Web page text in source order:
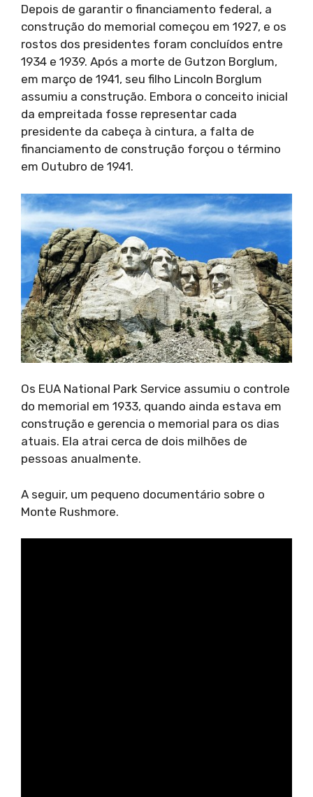
Depois de garantir o financiamento federal, a
construção do memorial começou em 1927, e os
rostos dos presidentes foram concluídos entre
1934 e 1939. Após a morte de Gutzon Borglum,
em março de 1941, seu filho Lincoln Borglum
assumiu a construção. Embora o conceito inicial
da empreitada fosse representar cada
presidente da cabeça à cintura, a falta de
financiamento de construção forçou o término
em Outubro de 1941.
Os EUA National Park Service assumiu o controle
do memorial em 1933, quando ainda estava em
construção e gerencia o memorial para os dias
atuais. Ela atrai cerca de dois milhões de
pessoas anualmente.
A seguir, um pequeno documentário sobre o
Monte Rushmore.